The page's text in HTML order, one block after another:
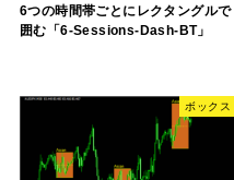
6つの時間帯ごとにレクタングルで
囲む「6-Sessions-Dash-BT」
ボックス